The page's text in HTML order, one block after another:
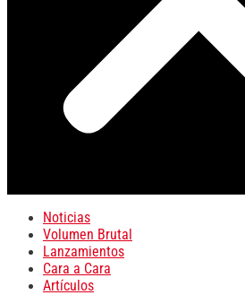
Noticias
Volumen Brutal
Lanzamientos
Cara a Cara
Artículos